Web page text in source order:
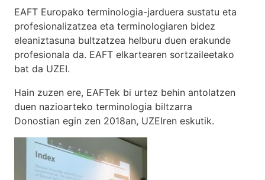
EAFT Europako terminologia-jarduera sustatu eta
profesionalizatzea eta terminologiaren bidez
eleaniztasuna bultzatzea helburu duen erakunde
profesionala da. EAFT elkartearen sortzaileetako
bat da UZEI.
Hain zuzen ere, EAFTek bi urtez behin antolatzen
duen nazioarteko terminologia biltzarra
Donostian egin zen 2018an, UZEIren eskutik.